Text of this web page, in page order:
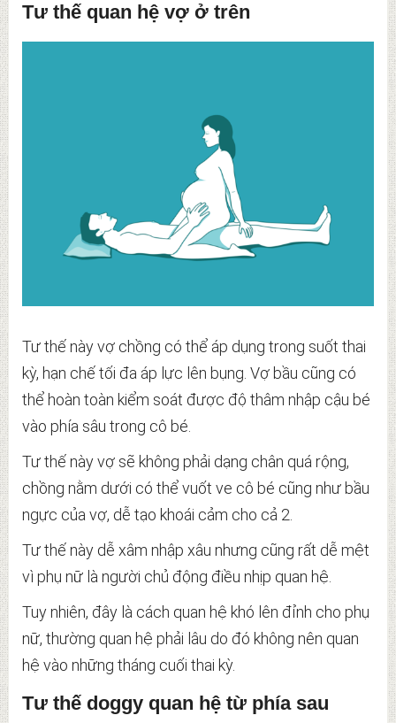
Tư thế quan hệ vợ ở trên
Tư thế này vợ chồng có thể áp dụng trong suốt thai
kỳ, hạn chế tối đa áp lực lên bụng. Vợ bầu cũng có
thể hoàn toàn kiểm soát được độ thâm nhập cậu bé
vào phía sâu trong cô bé.
Tư thế này vợ sẽ không phải dạng chân quá rộng,
chồng nằm dưới có thể vuốt ve cô bé cũng như bầu
ngực của vợ, dễ tạo khoái cảm cho cả 2.
Tư thế này dễ xâm nhập xâu nhưng cũng rất dễ mệt
vì phụ nữ là người chủ động điều nhịp quan hệ.
Tuy nhiên, đây là cách quan hệ khó lên đỉnh cho phụ
nữ, thường quan hệ phải lâu do đó không nên quan
hệ vào những tháng cuối thai kỳ.
Tư thế doggy quan hệ từ phía sau